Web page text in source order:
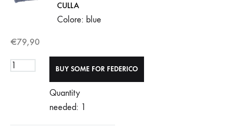
CULLA
Colore: blue
€79,90
Quantity
needed: 1